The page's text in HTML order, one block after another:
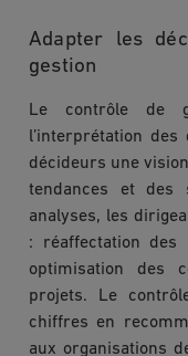
Adapter les
gestion
Le contrôle de
l’interprétation
décideurs une
tendances et des
analyses, les
: réaffectation des
optimisation des
projets. Le
chiffres en
aux organisations